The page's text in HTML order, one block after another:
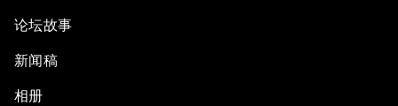
论坛故事
新闻稿
相册